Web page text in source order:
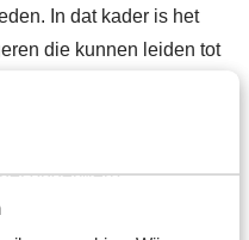
In dat kader is het
die kunnen leiden tot
vereniging eigen
onderwerp
een